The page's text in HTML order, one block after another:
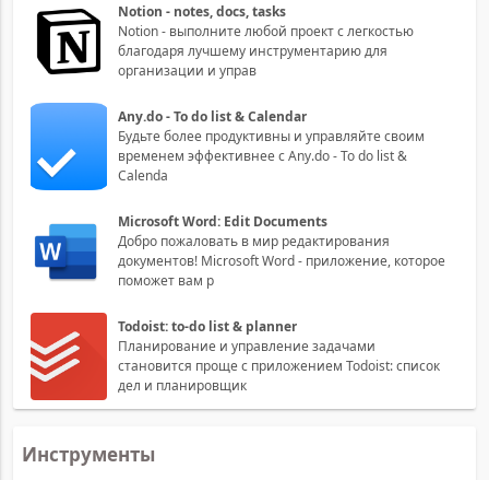
Notion - notes, docs, tasks
Notion - выполните любой проект с легкостью
благодаря лучшему инструментарию для
организации и управ
Any.do - To do list & Calendar
Будьте более продуктивны и управляйте своим
временем эффективнее с Any.do - To do list &
Calenda
Microsoft Word: Edit Documents
Добро пожаловать в мир редактирования
документов! Microsoft Word - приложение, которое
поможет вам р
Todoist: to-do list & planner
Планирование и управление задачами
становится проще с приложением Todoist: список
дел и планировщик
Инструменты